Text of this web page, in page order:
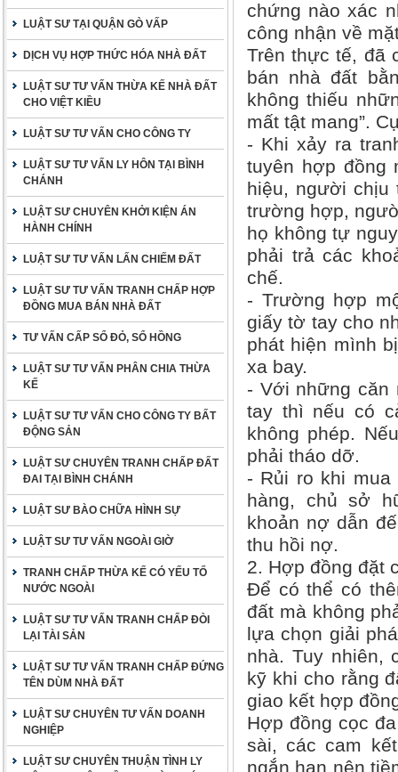
LUẬT SƯ TẠI QUẬN GÒ VẤP
DỊCH VỤ HỢP THỨC HÓA NHÀ ĐẤT
LUẬT SƯ TƯ VẤN THỪA KẾ NHÀ ĐẤT
CHO VIỆT KIỀU
LUẬT SƯ TƯ VẤN CHO CÔNG TY
LUẬT SƯ TƯ VẤN LY HÔN TẠI BÌNH
CHÁNH
LUẬT SƯ CHUYÊN KHỞI KIỆN ÁN
HÀNH CHÍNH
LUẬT SƯ TƯ VẤN LẤN CHIẾM ĐẤT
LUẬT SƯ TƯ VẤN TRANH CHẤP HỢP
ĐỒNG MUA BÁN NHÀ ĐẤT
TƯ VẤN CẤP SỔ ĐỎ, SỔ HỒNG
LUẬT SƯ TƯ VẤN PHÂN CHIA THỪA
KẾ
LUẬT SƯ TƯ VẤN CHO CÔNG TY BẤT
ĐỘNG SẢN
LUẬT SƯ CHUYÊN TRANH CHẤP ĐẤT
ĐAI TẠI BÌNH CHÁNH
LUẬT SƯ BÀO CHỮA HÌNH SỰ
LUẬT SƯ TƯ VẤN NGOÀI GIỜ
TRANH CHẤP THỪA KẾ CÓ YẾU TỐ
NƯỚC NGOÀI
LUẬT SƯ TƯ VẤN TRANH CHẤP ĐÒI
LẠI TÀI SẢN
LUẬT SƯ TƯ VẤN TRANH CHẤP ĐỨNG
TÊN DÙM NHÀ ĐẤT
LUẬT SƯ CHUYÊN TƯ VẤN DOANH
NGHIỆP
LUẬT SƯ CHUYÊN THUẬN TÌNH LY
chứng nào xác
công nhận về
Trên thực tế, đã
bán nhà đất
không thiếu
mất tật mang”.
- Khi xảy ra
tuyên hợp đồng
hiệu, người chịu
trường hợp,
họ không tự
phải trả các
chế.
- Trường hợp
giấy tờ tay cho
phát hiện mình
xa bay.
- Với những căn
tay thì nếu có
không phép.
phải tháo dỡ.
- Rủi ro khi mua
hàng, chủ sở
khoản nợ dẫn
thu hồi nợ.
2. Hợp đồng đặt
Để có thể có
đất mà không
lựa chọn giải
nhà. Tuy nhiên,
kỹ khi cho rằng
giao kết hợp
Hợp đồng cọc
sài, các cam
ngắn hạn nên